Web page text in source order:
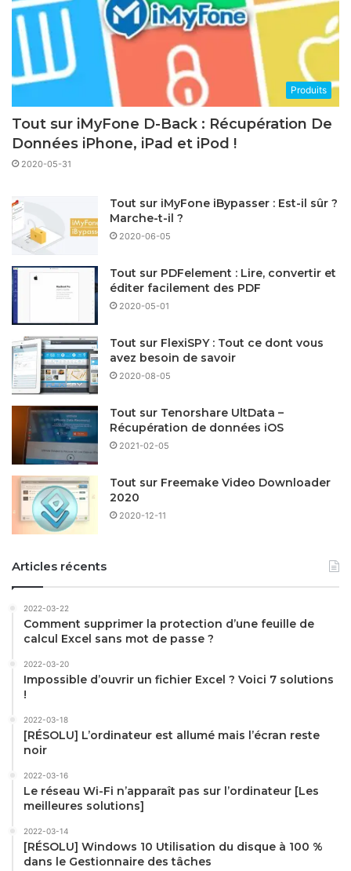
Produits
Tout sur iMyFone D-Back : Récupération De
Données iPhone, iPad et iPod !
2020-05-31
Tout sur iMyFone iBypasser : Est-il sûr ?
Marche-t-il ?
2020-06-05
Tout sur PDFelement : Lire, convertir et
éditer facilement des PDF
2020-05-01
Tout sur FlexiSPY : Tout ce dont vous
avez besoin de savoir
2020-08-05
Tout sur Tenorshare UltData –
Récupération de données iOS
2021-02-05
Tout sur Freemake Video Downloader
2020
2020-12-11
Articles récents
2022-03-22
Comment supprimer la protection d’une feuille de
calcul Excel sans mot de passe ?
2022-03-20
Impossible d’ouvrir un fichier Excel ? Voici 7 solutions
!
2022-03-18
[RÉSOLU] L’ordinateur est allumé mais l’écran reste
noir
2022-03-16
Le réseau Wi-Fi n’apparaît pas sur l’ordinateur [Les
meilleures solutions]
2022-03-14
[RÉSOLU] Windows 10 Utilisation du disque à 100 %
dans le Gestionnaire des tâches